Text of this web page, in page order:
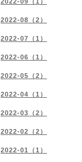
2022-08（2）
2022-07（1）
2022-06（1）
2022-05（2）
2022-04（1）
2022-03（2）
2022-02（2）
2022-01（1）